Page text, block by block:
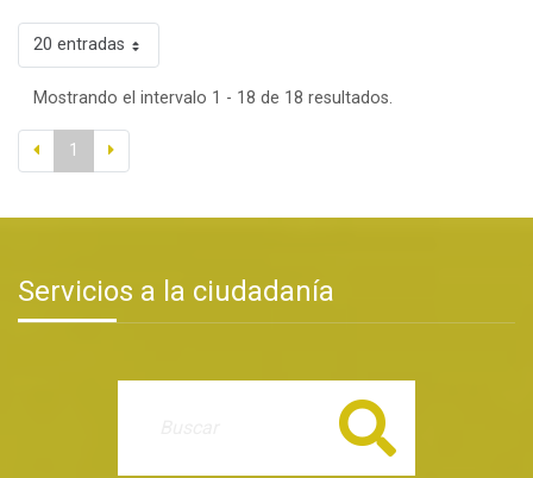
20 entradas
Mostrando el intervalo 1 - 18 de 18 resultados.
1
Servicios a la ciudadanía
Buscar